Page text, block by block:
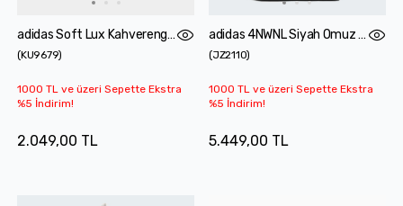
adidas Soft Lux Kahverengi Omuz Çantası
(KU9679)
1000 TL ve üzeri Sepette Ekstra
%5 İndirim!
2.049,00 TL
adidas 4NWNL Siyah Omuz Çantası
(JZ2110)
1000 TL ve üzeri Sepette Ekstra
%5 İndirim!
5.449,00 TL